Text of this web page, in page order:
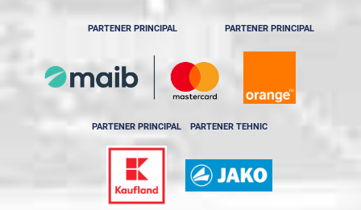
PARTENER PRINCIPAL PARTENER PRINCIPAL
PARTENER PRINCIPAL PARTENER TEHNIC